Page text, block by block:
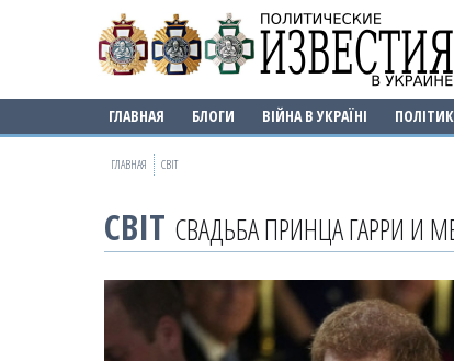
ГЛАВНАЯ БЛОГИ ВІЙНА В УКРАЇНІ
ГЛАВНАЯ СВІТ
СВІТ СВАДЬБА ПРИНЦА ГАРРИ И